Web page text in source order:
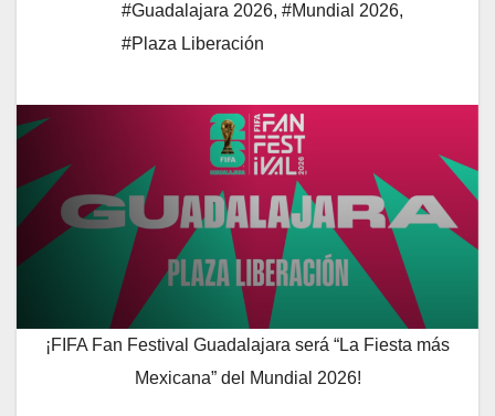
#Guadalajara 2026, #Mundial 2026,
#Plaza Liberación
¡FIFA Fan Festival Guadalajara será “La Fiesta más
Mexicana” del Mundial 2026!